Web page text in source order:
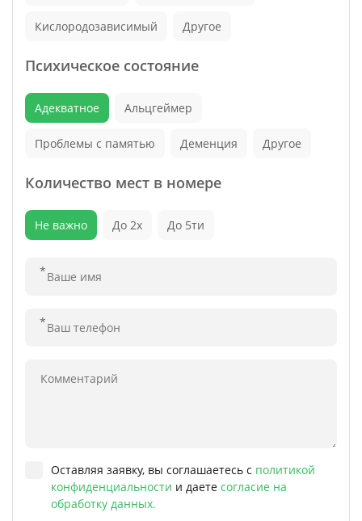
Кислородозависимый Другое
Психическое состояние
Адекватное Альцгеймер
Проблемы с памятью Деменция Другое
Количество мест в номере
Не важно До 2х До 5ти
Оставляя заявку, вы соглашаетесь с политикой
конфиденциальности и даете согласие на
обработку данных.